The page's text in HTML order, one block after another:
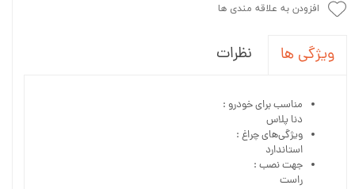
افزودن به علاقه مندی ها
ویژگی ها نظرات
مناسب برای خودرو :
دنا پلاس
ویژگی‌های چراغ :
استاندارد
جهت نصب :
راست